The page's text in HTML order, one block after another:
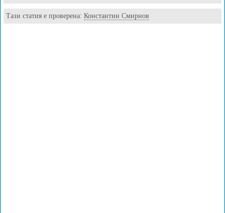
Тази статия е проверена: Константин Смирнов